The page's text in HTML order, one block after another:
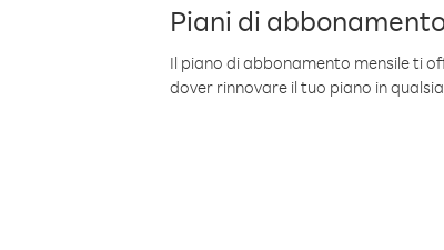
Piani di
Il piano di abbonamento mensile ti
dover rinnovare il tuo piano in